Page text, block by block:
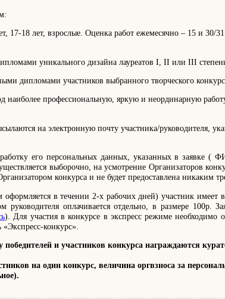
17-18 лет, взрослые. Оценка работ ежемесячно – 15 и
уникального дизайна лауреатов I, II или III
дипломами участников выбранного творческого
профессиональную, яркую и неординарную
на электронную почту участника/руководителя,
его персональных данных, указанных в заявке
выборочно, на усмотрение Организаторов
конкурса и не будет предоставлена
оформляется в течении 2-х рабочих дней) участник имеет
оплачивается отдельно, в размере
). Для участия в конкурсе в экспресс режиме необходимо
конкурс».
и участников конкурса награждаются
на один конкурс, величина оргвзноса за